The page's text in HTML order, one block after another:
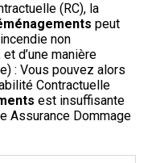
(RC), la
peut
non
d’une manière
: Vous pouvez alors
Contractuelle
est insuffisante
Assurance Dommage